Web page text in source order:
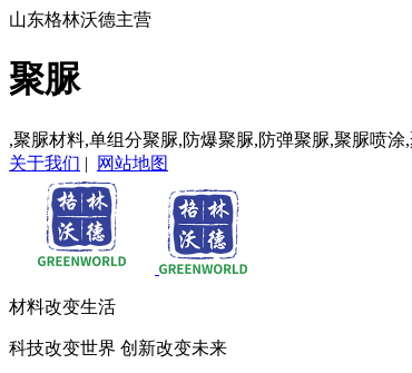
山东格林沃德主营
聚脲
,聚脲材料,单组分聚脲,防爆聚脲,防弹聚脲,聚脲喷
关于我们 | 网站地图
材料改变生活
科技改变世界 创新改变未来